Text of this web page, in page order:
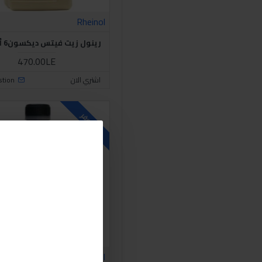
Rheinol
رينول زيت فيتس ديكسون6 أحمر 1لتر
470.00LE
اشتري الان
متوفر
Rheinol